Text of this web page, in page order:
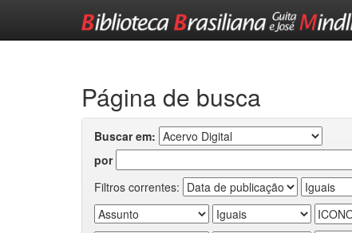
Página de busca
Buscar em:
por
Filtros correntes: